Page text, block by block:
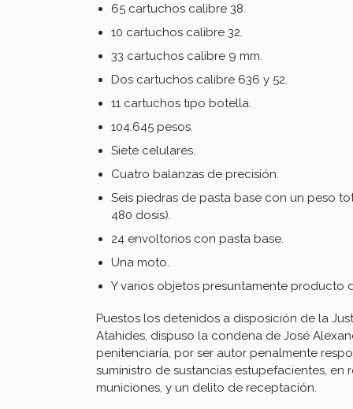
65 cartuchos calibre 38.
10 cartuchos calibre 32.
33 cartuchos calibre 9 mm.
Dos cartuchos calibre 636 y 52.
11 cartuchos tipo botella.
104.645 pesos.
Siete celulares.
Cuatro balanzas de precisión.
Seis piedras de pasta base con un peso
480 dosis).
24 envoltorios con pasta base.
Una moto.
Y varios objetos presuntamente producto
Puestos los detenidos a disposición de la
Atahides, dispuso la condena de José
penitenciaría, por ser autor penalmente
suministro de sustancias estupefacientes,
municiones, y un delito de receptación.